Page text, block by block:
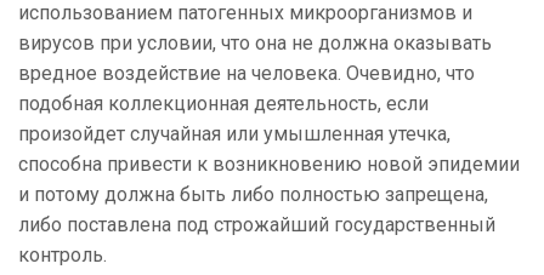
использованием патогенных микроорганизмов и
вирусов при условии, что она не должна оказывать
вредное воздействие на человека. Очевидно, что
подобная коллекционная деятельность, если
произойдет случайная или умышленная утечка,
способна привести к возникновению новой эпидемии
и потому должна быть либо полностью запрещена,
либо поставлена под строжайший государственный
контроль.